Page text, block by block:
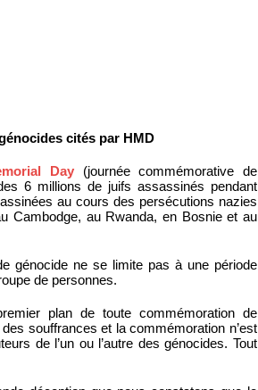
cités par HMD
Day(journée commémorative de
6 millions de juifs assassinés pendant
au cours des persécutions nazies
Cambodge, au Rwanda, en Bosnie et au
génocide ne se limite pas à une période
de personnes.
plan de toute commémoration de
souffrances et la commémoration n’est
de l’un ou l’autre des génocides. Tout